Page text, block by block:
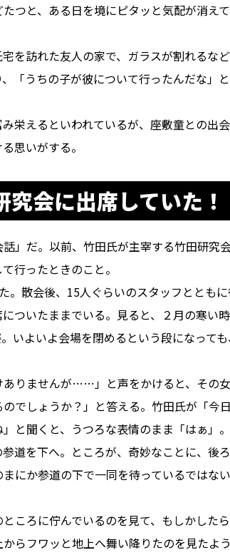
つと、ある日を境にピタッと気配が消え
を訪れた友人の家で、ガラスが割れるな
「うちの子が彼について行ったんだな」
栄えるといわれているが、座敷童との出
思いがする。
会に出席していた！
」だ。以前、竹田氏が主宰する竹田研究
行ったときのこと。
。散会後、15人ぐらいのスタッフととも
ついたままでいる。見ると、２月の寒い
いよいよ会場を閉めるという段になって
りませんが……」と声をかけると、その
でしょうか？」と答える。竹田氏が「今
と聞くと、うつろな表情のまま「はぁ」
道を下へ。ところが、奇妙なことに、後
にか参道の下で一同を待っているではない
ころに佇んでいるのを見て、もしかしたら
らフワッと地上へ舞い降りたのを見たよ